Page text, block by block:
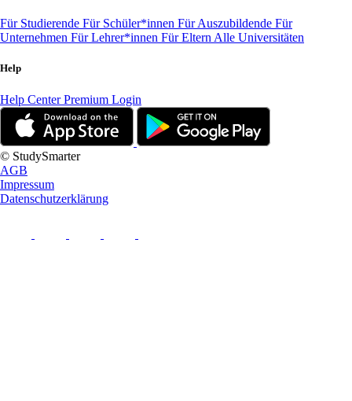
Für Studierende Für Schüler*innen Für Auszubildende Für
Unternehmen Für Lehrer*innen Für Eltern Alle Universitäten
Help
Help CenterPremium Login
© StudySmarter
AGB
Impressum
Datenschutzerklärung